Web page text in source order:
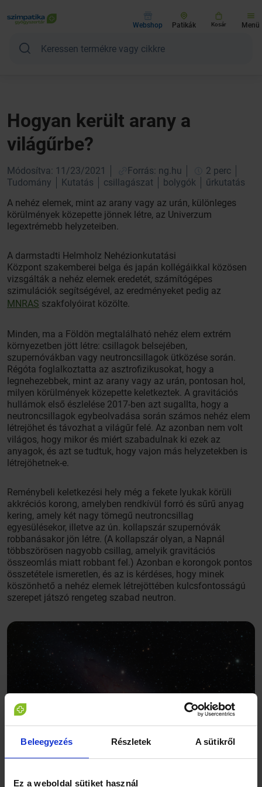
Beleegyezés Részletek A sütikről
Ez a weboldal sütiket használ
Webshop Patikák Kosár Menü
Hogyan került arany a
világűrbe?
Módosítva: 11/23/2021 Forrás: ng.hu
2 perc
Tudomány
Kutatás csillagászat bolygók
űrkutatás
A nehéz elemek, mint az arany vagy az urán, különleges
körülmények közepette jönnek létre, az Univerzum
legextrémebb helyzeteiben.
A darmstadti Helmholz Nehézionkutatási
Központ szakemberei belga és japán kollégáikkal közösen
vizsgálták a nehéz elemek eredetét, számítógépes
szimulációk segítségével, az eredményeket pedig az
MNRAS szakfolyóirat közölte.
Minden, ma a Földön megtalálható nehéz elem extrém
környezetben jött létre: csillagok belsejében,
szupernóvákban vagy neutroncsillagok ütközése során.
Régóta foglalkoztatta az asztrofizikusokat, hogy a
legnehezebbek, mint az arany vagy az urán, pontosan hol,
milyen körülmények közepette keletkeztek. A gravitációs
hullámok első észlelése 2017-ben azt sugallta, hogy a
neutroncsillagok egybeolvadása során számos nehéz elem
létrejöhet és távozhat a világűr felé. Az azonban nem volt
világos, hogy mikor és miért szabadulnak ki ezek az
anyagok, és azt se tudtuk, hogy vajon más helyzetekben is
létrejöhetnek-e.
Reménybeli keletkezési hely még a fekete lyukak körüli
akkréciós korong, amelyben rendkívül forró és sűrű anyag
kering, amely két nagy tömegű neutroncsillag
egyesülésekor, illetve az ún. kollapszár szupernóvák
robbanásakor jön létre. (A kollapszár olyan, a Napnál
többszörösen nagyobb csillag, amelyik gravitációs
összeomlás miatt robbant fel.) Azonban e korongok pontos
összetétele ismeretlen, és az is kérdéses, hogy minek
köszönhető a nehéz elemek létrejöttében kulcsfontosságú
szerepet játszó rengeteg szabad neutron.